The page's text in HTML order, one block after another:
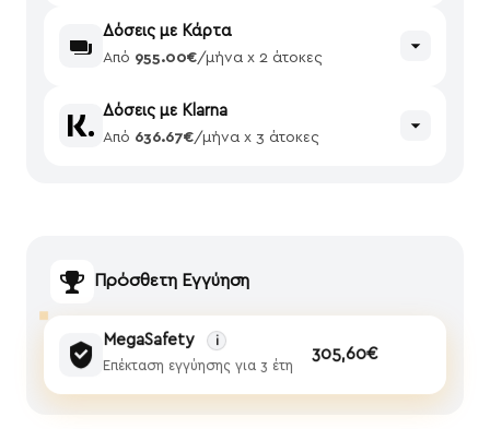
Δόσεις με Κάρτα
Από 955.00€/μήνα x 2 άτοκες
Δόσεις με Klarna
Από 636.67€/μήνα x 3 άτοκες
Πρόσθετη Εγγύηση
MegaSafety i
Επέκταση εγγύησης για 3 έτη
305,60€